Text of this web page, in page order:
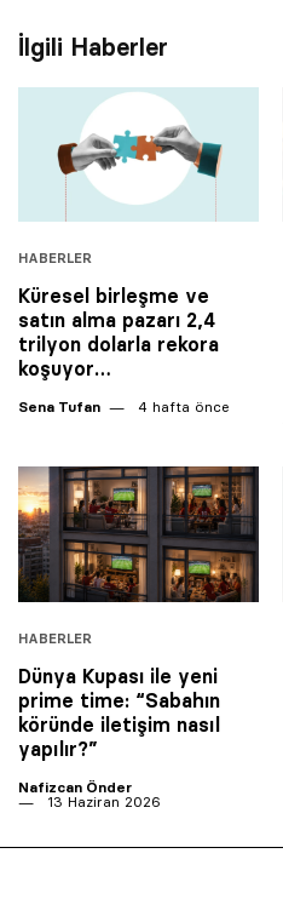
İlgili Haberler
HABERLER
Küresel birleşme ve
satın alma pazarı 2,4
trilyon dolarla rekora
koşuyor…
Sena Tufan 4 hafta önce
HABERLER
Dünya Kupası ile yeni
prime time: “Sabahın
köründe iletişim nasıl
yapılır?”
Nafizcan Önder
13 Haziran 2026